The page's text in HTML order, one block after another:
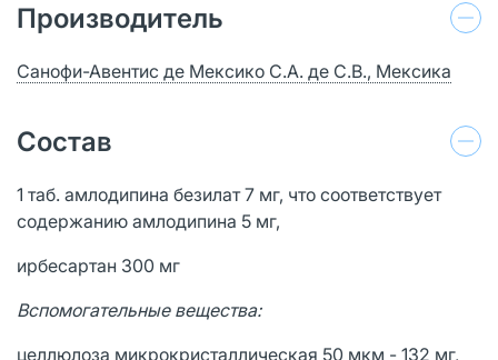
Производитель
Санофи-Авентис де Мексико С.А. де С.В., Мексика
Состав
1 таб. амлодипина безилат 7 мг, что соответствует
содержанию амлодипина 5 мг,
ирбесартан 300 мг
Вспомогательные вещества:
целлюлоза микрокристаллическая 50 мкм - 132 мг,